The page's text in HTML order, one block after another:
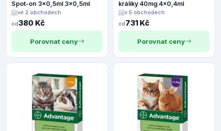
Spot-on 3x0,5ml 3x0,5ml
ve 2 obchodech
od380 Kč
Porovnat ceny
králíky 40mg 4x0,4ml
v 5 obchodech
od731 Kč
Porovnat ceny